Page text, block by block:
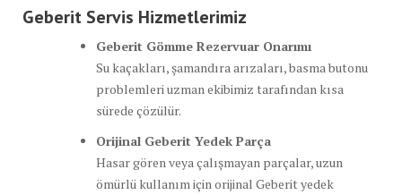
Geberit Servis Hizmetlerimiz
Geberit Gömme Rezervuar Onarımı
Su kaçakları, şamandıra arızaları, basma butonu
problemleri uzman ekibimiz tarafından kısa
sürede çözülür.
Orijinal Geberit Yedek Parça
Hasar gören veya çalışmayan parçalar, uzun
ömürlü kullanım için orijinal Geberit yedek